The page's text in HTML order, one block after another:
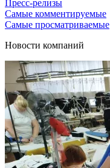
Пресс-релизы
Самые комментируемые
Самые просматриваемые
Новости компаний